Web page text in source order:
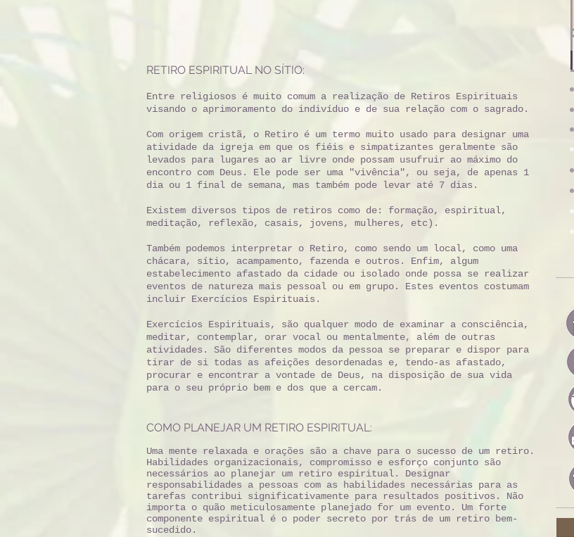
RETIRO ESPIRITUAL NO SÍTIO:
Entre religiosos é muito comum a realização de Retiros Espirituais
visando o aprimoramento do indivíduo e de sua relação com o sagrado.
Com origem cristã, o Retiro é um termo muito usado para designar uma
atividade da igreja em que os fiéis e simpatizantes geralmente são
levados para lugares ao ar livre onde possam usufruir ao máximo do
encontro com Deus. Ele pode ser uma "vivência", ou seja, de apenas 1
dia ou 1 final de semana, mas também pode levar até 7 dias.
Existem diversos tipos de retiros como de: formação, espiritual,
meditação, reflexão, casais, jovens, mulheres, etc).
Também podemos interpretar o Retiro, como sendo um local, como uma
chácara, sítio, acampamento, fazenda e outros. Enfim, algum
estabelecimento afastado da cidade ou isolado onde possa se realizar
eventos de natureza mais pessoal ou em grupo. Estes eventos costumam
incluir Exercícios Espirituais.
Exercícios Espirituais, são qualquer modo de examinar a consciência,
meditar, contemplar, orar vocal ou mentalmente, além de outras
atividades. São diferentes modos da pessoa se preparar e dispor para
tirar de si todas as afeições desordenadas e, tendo-as afastado,
procurar e encontrar a vontade de Deus, na disposição de sua vida
para o seu próprio bem e dos que a cercam.
COMO PLANEJAR UM RETIRO ESPIRITUAL:
Uma mente relaxada e orações são a chave para o sucesso de um retiro.
Habilidades organizacionais, compromisso e esforço conjunto são
necessários ao planejar um retiro espiritual. Designar
responsabilidades a pessoas com as habilidades necessárias para as
tarefas contribui significativamente para resultados positivos. Não
importa o quão meticulosamente planejado for um evento. Um forte
componente espiritual é o poder secreto por trás de um retiro bem-
sucedido.